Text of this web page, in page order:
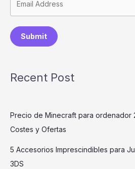
Submit
Recent Post
Precio de Minecraft para ordenador
Costes y Ofertas
5 Accesorios Imprescindibles para
3DS